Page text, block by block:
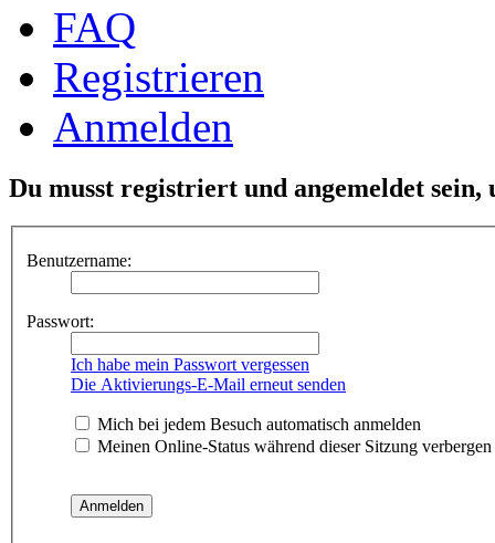
FAQ
Registrieren
Anmelden
Du musst registriert und angemeldet sein,
Benutzername:
Passwort:
Ich habe mein Passwort vergessen
Die Aktivierungs-E-Mail erneut senden
Mich bei jedem Besuch automatisch anmelden
Meinen Online-Status während dieser Sitzung verbergen